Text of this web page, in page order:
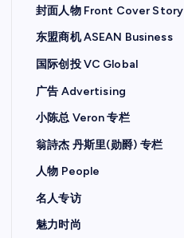
封面人物 Front Cover Story
东盟商机 ASEAN Business
国际创投 VC Global
广告 Advertising
小陈总 Veron 专栏
翁詩杰 丹斯里(勋爵) 专栏
人物 People
名人专访
魅力时尚